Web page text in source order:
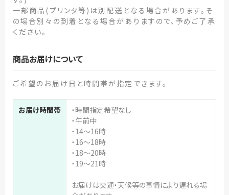
一部商品(プリンタ等)は別配送となる場合があります。そ
の場合別々の到着となる場合がありますので、予めご了承
ください。
商品お届けについて
ご希望のお届け日と時間帯が指定できます。
お届け時間帯
・時間指定希望なし
・午前中
・14～16時
・16～18時
・18～20時
・19～21時
お届けは交通・天候等の事情により遅れる場